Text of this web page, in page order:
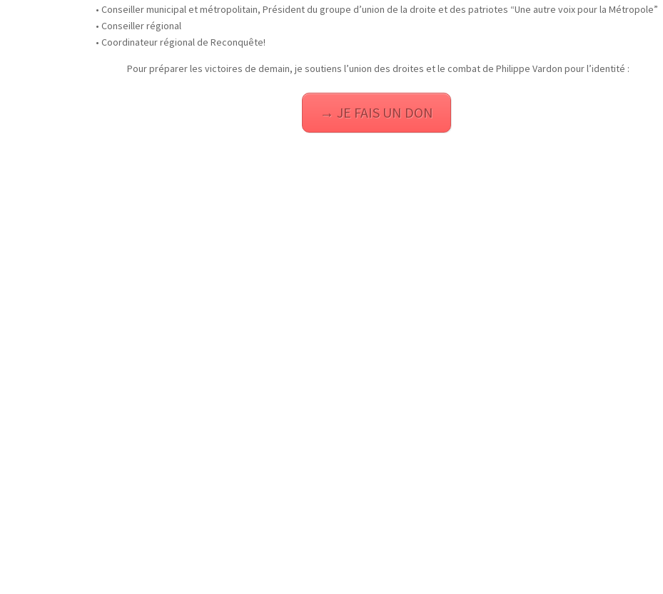
• Conseiller municipal et métropolitain, Président du groupe d’union de la droite et des patriotes “Une autre voix pour la Métropole”
• Conseiller régional
• Coordinateur régional de Reconquête!
Pour préparer les victoires de demain, je soutiens l’union des droites et le combat de Philippe Vardon pour l’identité :
→ JE FAIS UN DON